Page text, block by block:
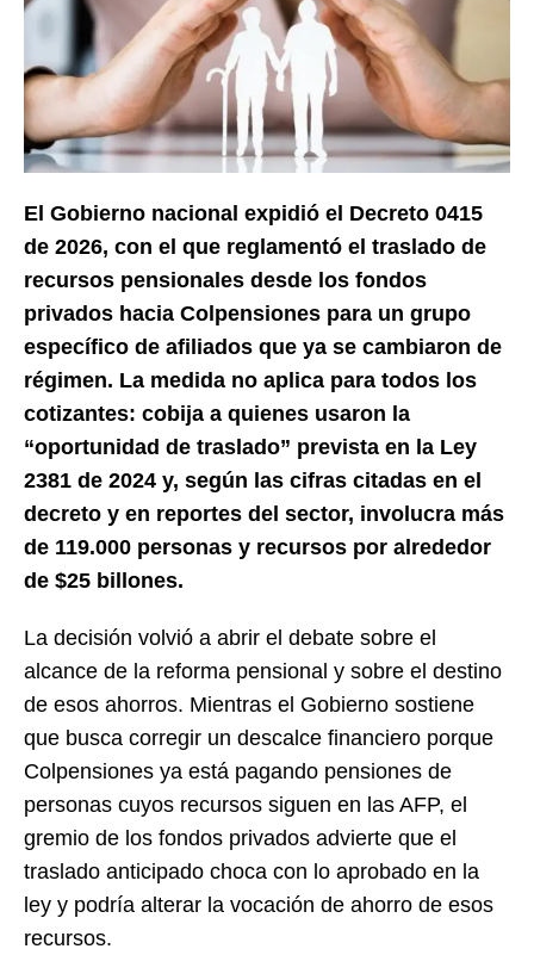
El Gobierno nacional expidió el Decreto 0415
de 2026, con el que reglamentó el traslado de
recursos pensionales desde los fondos
privados hacia Colpensiones para un grupo
específico de afiliados que ya se cambiaron de
régimen. La medida no aplica para todos los
cotizantes: cobija a quienes usaron la
“oportunidad de traslado” prevista en la Ley
2381 de 2024 y, según las cifras citadas en el
decreto y en reportes del sector, involucra más
de 119.000 personas y recursos por alrededor
de $25 billones.
La decisión volvió a abrir el debate sobre el
alcance de la reforma pensional y sobre el destino
de esos ahorros. Mientras el Gobierno sostiene
que busca corregir un descalce financiero porque
Colpensiones ya está pagando pensiones de
personas cuyos recursos siguen en las AFP, el
gremio de los fondos privados advierte que el
traslado anticipado choca con lo aprobado en la
ley y podría alterar la vocación de ahorro de esos
recursos.